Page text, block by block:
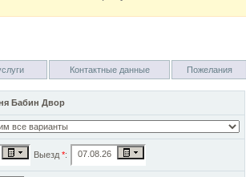
Контактные данные Пожелания
Бабин Двор
Выезд *: